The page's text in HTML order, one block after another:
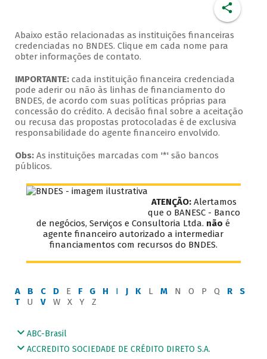
Abaixo estão relacionadas as instituições financeiras
credenciadas no BNDES. Clique em cada nome para
obter informações de contato.
IMPORTANTE: cada instituição financeira credenciada
pode aderir ou não às linhas de financiamento do
BNDES, de acordo com suas políticas próprias para
concessão do crédito. A decisão final sobre a aceitação
ou recusa das propostas protocoladas é de exclusiva
responsabilidade do agente financeiro envolvido.
Obs: As instituições marcadas com '*' são bancos
públicos.
ATENÇÃO: Alertamos
que o BANESC - Banco
de negócios, Serviços e Consultoria Ltda. não é
agente financeiro autorizado a intermediar
financiamentos com recursos do BNDES.
A B C DE F G H I J KL MN O P Q R
S
TU VW X Y Z
ABC-Brasil
ACCREDITO SOCIEDADE DE CRÉDITO DIRETO S.A.